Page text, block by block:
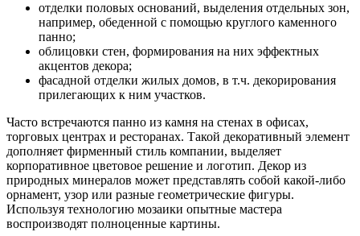
отделки половых оснований, выделения отдельных зон,
например, обеденной с помощью круглого каменного
панно;
облицовки стен, формирования на них эффектных
акцентов декора;
фасадной отделки жилых домов, в т.ч. декорирования
прилегающих к ним участков.
Часто встречаются панно из камня на стенах в офисах,
торговых центрах и ресторанах. Такой декоративный элемент
дополняет фирменный стиль компании, выделяет
корпоративное цветовое решение и логотип. Декор из
природных минералов может представлять собой какой-либо
орнамент, узор или разные геометрические фигуры.
Используя технологию мозаики опытные мастера
воспроизводят полноценные картины.